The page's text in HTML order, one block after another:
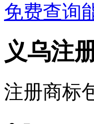
免费查询
义乌注
注册商标